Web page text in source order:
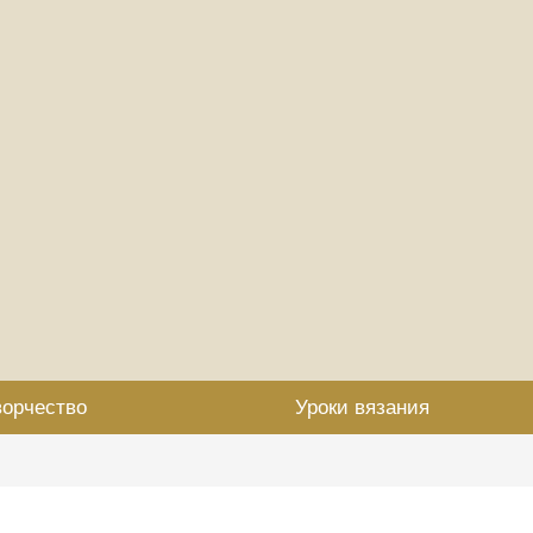
Уроки вязания